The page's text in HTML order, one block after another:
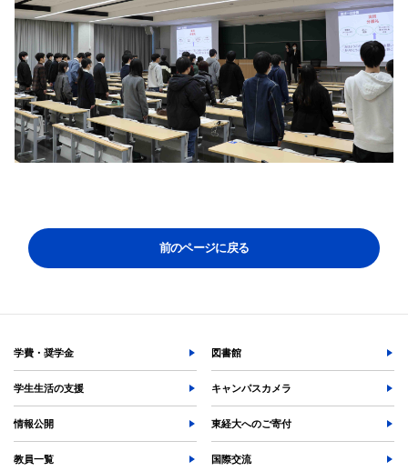
検索する
学部入試情報
各種手続
前のページに戻る
学費・奨学金 図書館
学生生活の支援 キャンパスカメラ
情報公開 東経大へのご寄付
教員一覧 国際交流